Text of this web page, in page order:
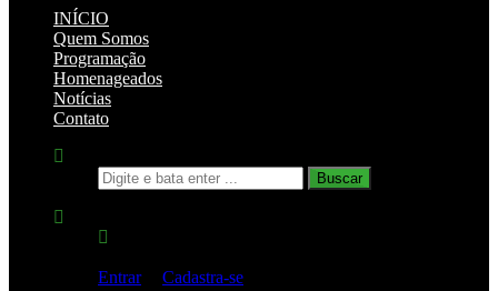
INÍCIO
Quem Somos
Programação
Homenageados
Notícias
Contato
Entrar| Cadastra-se